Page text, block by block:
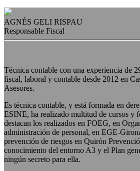
AGNÉS GELI RISPAU
Responsable Fiscal
Técnica contable con una experiencia de
fiscal, laboral y contable desde 2012 en
Asesores.
Es técnica contable, y está formada en
ESINE, ha realizado multitud de cursos y
destacan los realizados en FOEG, en
administración de personal, en EGE-
prevención de riesgos en Quirón
conocimiento del entorno A3 y el Plan
ningún secreto para ella.